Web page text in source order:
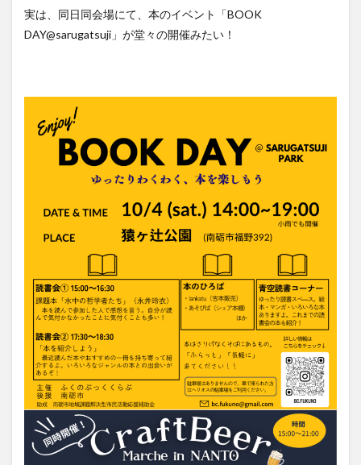
実は、同日同会場にて、本のイベント「BOOK
DAY@sarugatsuji」が堂々の開催みたい！